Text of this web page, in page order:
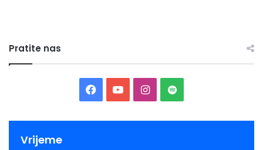
Pratite nas
Facebook
YouTubeInstagram
Spotify
Vrijeme